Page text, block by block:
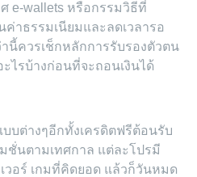
e-wallets หรือกรรมวิธีที่
าธรรมเนียมและลดเวลารอ
นี้ควรเช็กหลักการรับรองตัวตน
ะไรบ้างก่อนที่จะถอนเงินได้
บต่างๆอีกทั้งเครดิตฟรีต้อนรับ
ชั่นตามเทศกาล แต่ละโปรมี
วอร์ เกมที่คิดยอด แล้วก็วันหมด